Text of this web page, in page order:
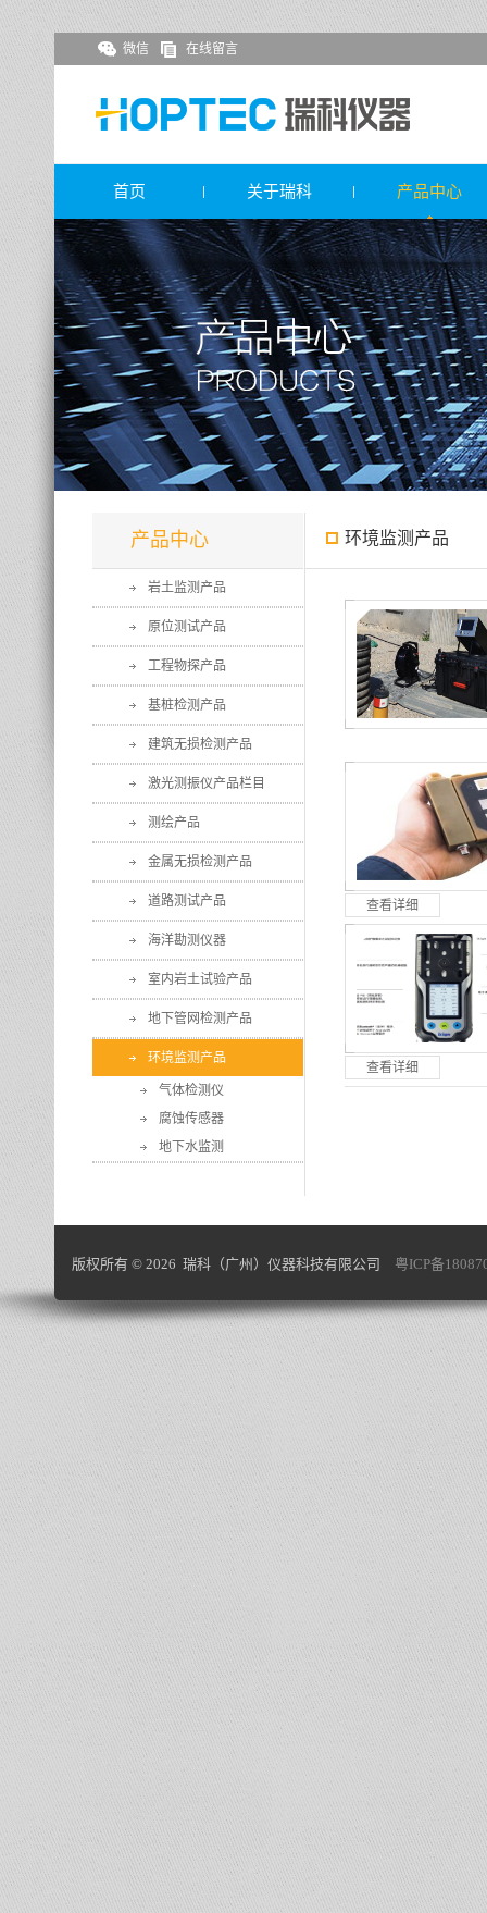
微信 在线留言
首页 关于瑞科 产品中心
产品中心
岩土监测产品
原位测试产品
工程物探产品
基桩检测产品
建筑无损检测产品
激光测振仪产品栏目
测绘产品
金属无损检测产品
道路测试产品
海洋勘测仪器
室内岩土试验产品
地下管网检测产品
环境监测产品
气体检测仪
腐蚀传感器
地下水监测
环境监测产品
查看详细
查看详细
版权所有 © 2026 瑞科（广州）仪器科技有限公司 粤ICP备